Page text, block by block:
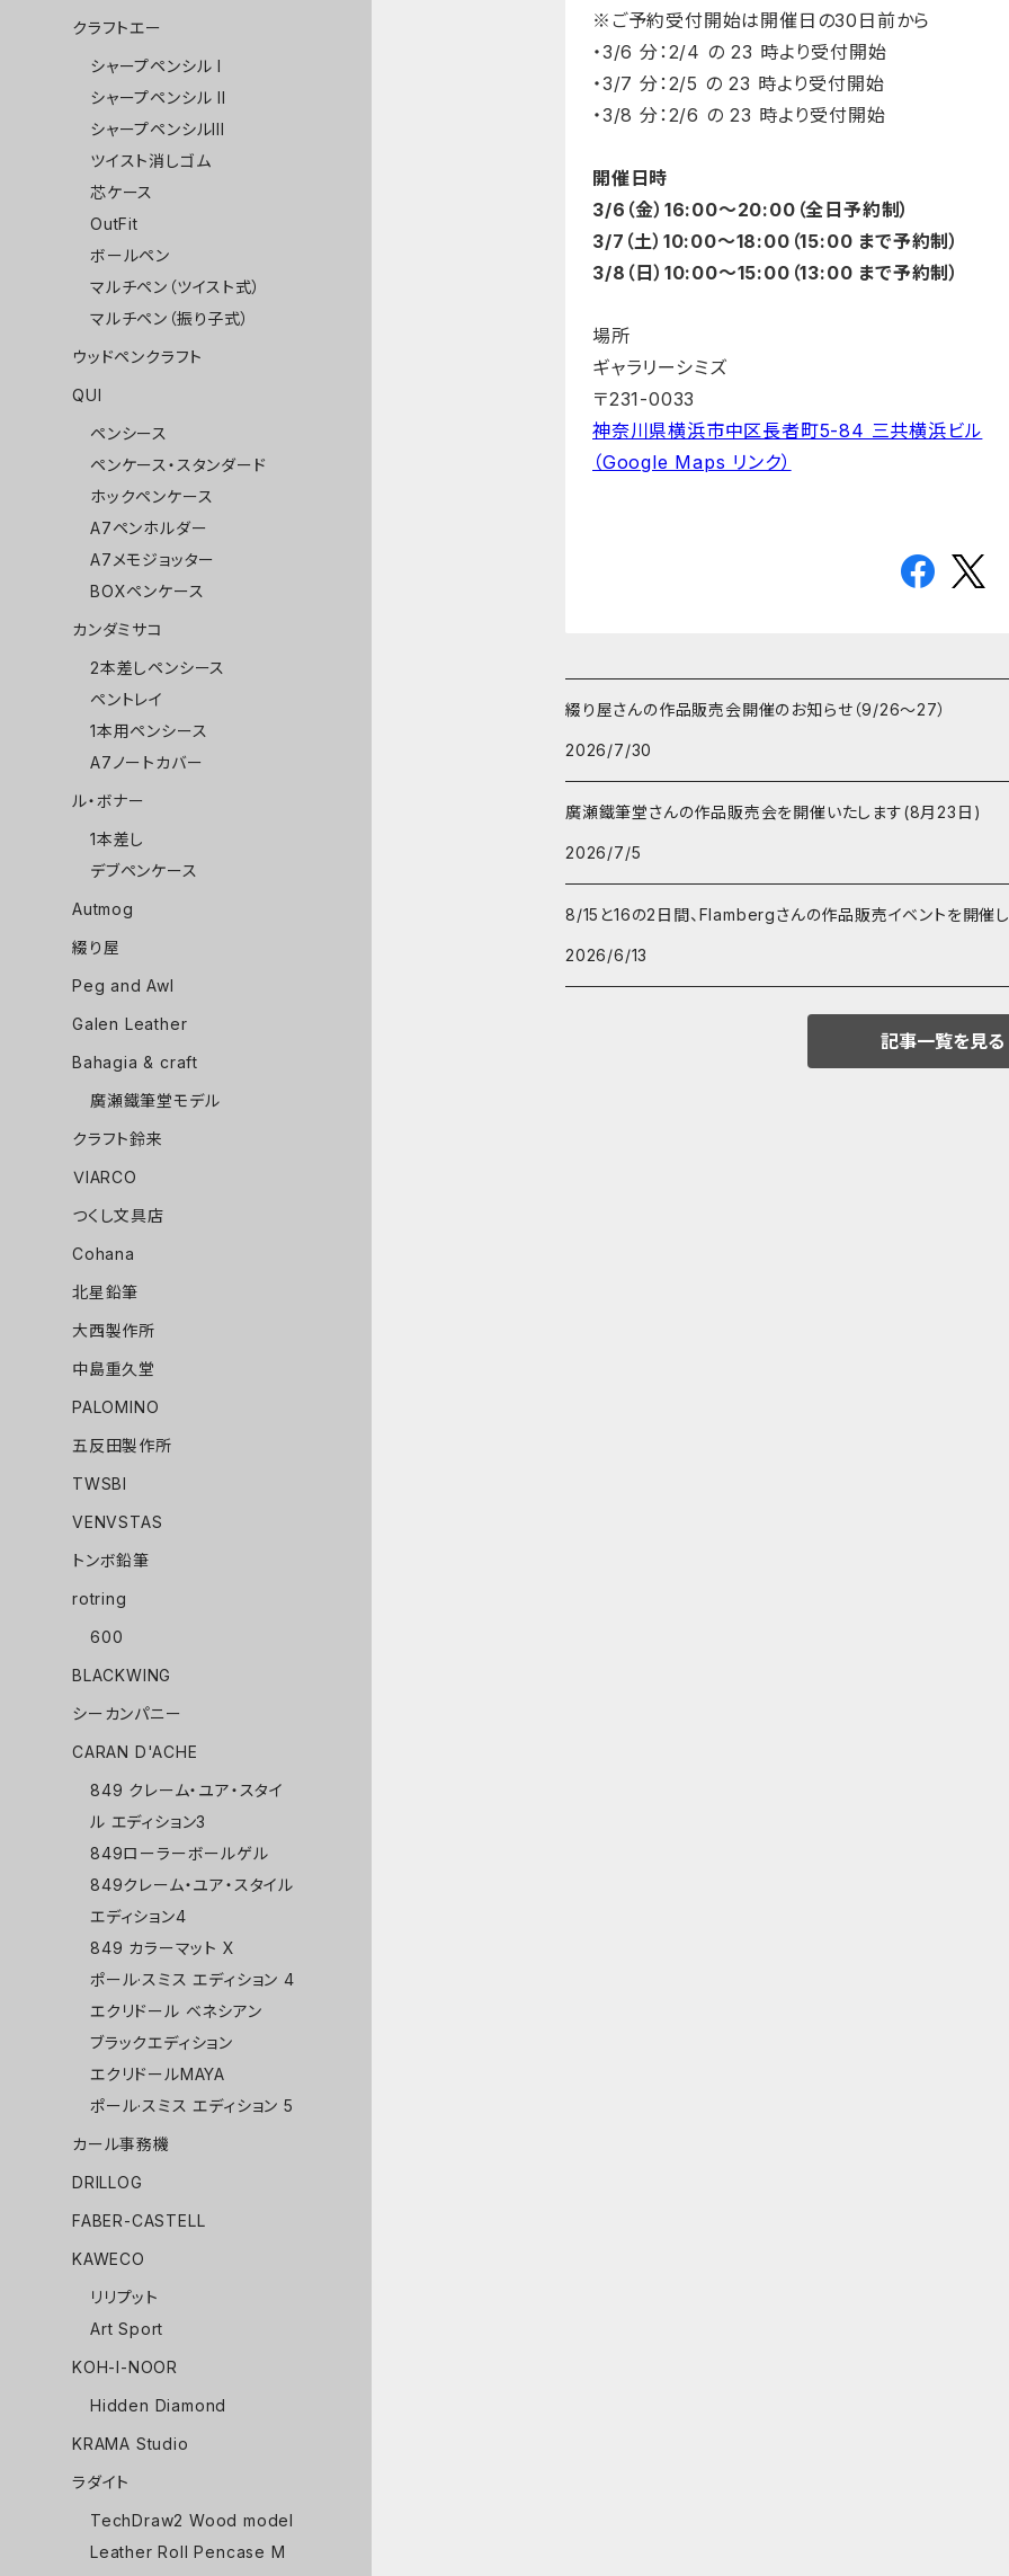
※ご予約受付開始は開催日の30日前から
・3/6 分：2/4 の 23 時より受付開始
・3/7 分：2/5 の 23 時より受付開始
・3/8 分：2/6 の 23 時より受付開始
開催日時
3/6（金）16:00〜20:00（全日予約制）
3/7（土）10:00〜18:00（15:00 まで予約制）
3/8（日）10:00〜15:00（13:00 まで予約制）
場所
ギャラリーシミズ
〒231-0033
神奈川県横浜市中区長者町5-84 三共横浜ビル
（Google Maps リンク）
綴り屋さんの作品販売会開催のお知らせ（9/26〜27）
2026/7/30
廣瀬鐵筆堂さんの作品販売会を開催いたします(8月23日)
2026/7/5
8/15と16の2日間、Flambergさんの作品販売イベントを開催
2026/6/13
記事一覧を見る
クラフトエー
シャープペンシル I
シャープペンシル II
シャープペンシルIII
ツイスト消しゴム
芯ケース
OutFit
ボールペン
マルチペン（ツイスト式）
マルチペン（振り子式）
ウッドペンクラフト
QUI
ペンシース
ペンケース・スタンダード
ホックペンケース
A7ペンホルダー
A7メモジョッター
BOXペンケース
カンダミサコ
2本差しペンシース
ペントレイ
1本用ペンシース
A7ノートカバー
ル・ボナー
1本差し
デブペンケース
Autmog
綴り屋
Peg and Awl
Galen Leather
Bahagia & craft
廣瀬鐵筆堂モデル
クラフト鈴来
ＶIARCO
つくし文具店
Cohana
北星鉛筆
大西製作所
中島重久堂
PALOMINO
五反田製作所
TWSBI
VENVSTAS
トンボ鉛筆
rotring
600
BLACKWING
シーカンパニー
CARAN D'ACHE
849 クレーム・ユア・スタイ
ル エディション3
849ローラーボールゲル
849クレーム・ユア・スタイル
エディション4
849 カラーマット X
ポール·スミス エディション 4
エクリドール ベネシアン
ブラックエディション
エクリドールMAYA
ポール·スミス エディション 5
カール事務機
DRILLOG
FABER-CASTELL
KAWECO
リリプット
Art Sport
KOH-I-NOOR
Hidden Diamond
KRAMA Studio
ラダイト
TechDraw2 Wood model
Leather Roll Pencase M